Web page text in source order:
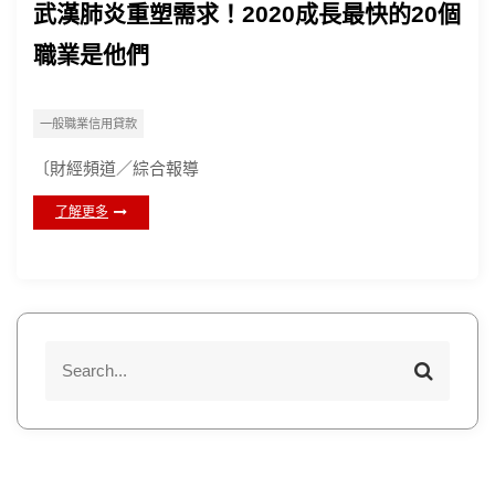
武漢肺炎重塑需求！2020成長最快的20個
職業是他們
一般職業信用貸款
〔財經頻道／綜合報導
了解更多
S
r